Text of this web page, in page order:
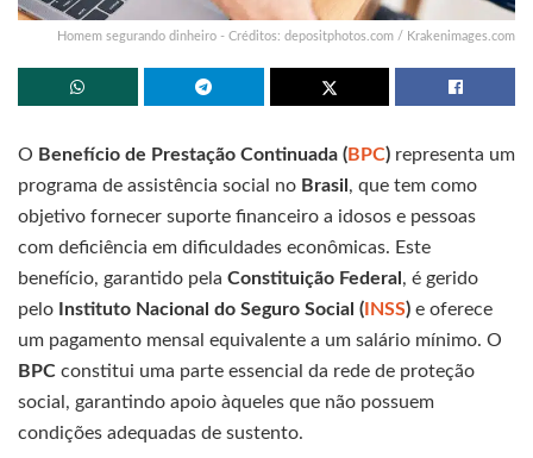
Homem segurando dinheiro - Créditos: depositphotos.com / Krakenimages.com
O Benefício de Prestação Continuada (BPC) representa um
programa de assistência social no Brasil , que tem como
objetivo fornecer suporte financeiro a idosos e pessoas
com deficiência em dificuldades econômicas. Este
benefício, garantido pela Constituição Federal , é gerido
pelo
Instituto Nacional do Seguro Social ( INSS) e oferece
um pagamento mensal equivalente a um salário mínimo. O
BPC constitui uma parte essencial da rede de proteção
social, garantindo apoio àqueles que não possuem
condições adequadas de sustento.